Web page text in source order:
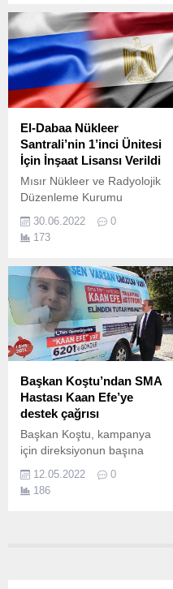
El-Dabaa Nükleer
Santrali’nin 1’inci Ünitesi
İçin İnşaat Lisansı Verildi
Mısır Nükleer ve Radyolojik
Düzenleme Kurumu
Güç Santrali’nin (NGS)
1’inci ünitesi için gerekli
30.06.2022
0
173
Başkan Koştu’ndan SMA
Hastası Kaan Efe’ye
destek çağrısı
Başkan Koştu, kampanya
için direksiyonun başına
Başkanı Hakan Koştu, halk
arasında kısa adıyla SMA
12.05.2022
0
186